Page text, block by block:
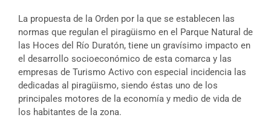
La propuesta de la Orden por la que se establecen las
normas que regulan el piragüismo en el Parque Natural de
las Hoces del Río Duratón, tiene un gravísimo impacto en
el desarrollo socioeconómico de esta comarca y las
empresas de Turismo Activo con especial incidencia las
dedicadas al piragüismo, siendo éstas uno de los
principales motores de la economía y medio de vida de
los habitantes de la zona.